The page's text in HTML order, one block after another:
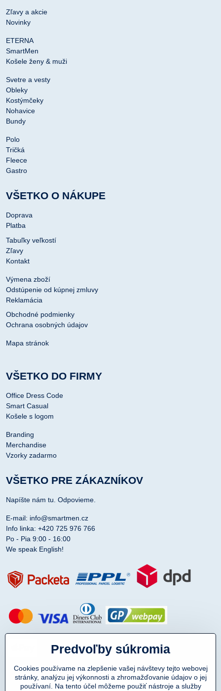
Zľavy a akcie
Novinky
ETERNA
SmartMen
Košele ženy & muži
Svetre a vesty
Obleky
Kostýmčeky
Nohavice
Bundy
Polo
Tričká
Fleece
Gastro
VŠETKO O NÁKUPE
Doprava
Platba
Tabuľky veľkostí
Zľavy
Kontakt
Výmena zboží
Odstúpenie od kúpnej zmluvy
Reklamácia
Obchodné podmienky
Ochrana osobných údajov
Mapa stránok
VŠETKO DO FIRMY
Office Dress Code
Smart Casual
Košele s logom
Branding
Merchandise
Vzorky zadarmo
VŠETKO PRE ZÁKAZNÍKOV
Napíšte nám tu. Odpovieme.
E-mail: info@smartmen.cz
Info linka: +420 725 976 766
Po - Pia 9:00 - 16:00
We speak English!
Predvoľby súkromia
Cookies používame na zlepšenie vašej návštevy tejto webovej
stránky, analýzu jej výkonnosti a zhromažďovanie údajov o jej
používaní. Na tento účel môžeme použiť nástroje a služby